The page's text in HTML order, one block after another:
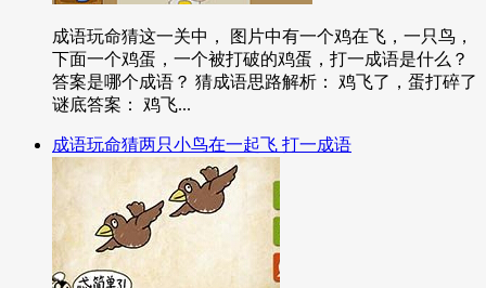
成语玩命猜这一关中， 图片中有一个鸡在飞，一只鸟，
下面一个鸡蛋，一个被打破的鸡蛋，打一成语是什么？
答案是哪个成语？ 猜成语思路解析： 鸡飞了，蛋打碎了
谜底答案： 鸡飞...
成语玩命猜两只小鸟在一起飞 打一成语